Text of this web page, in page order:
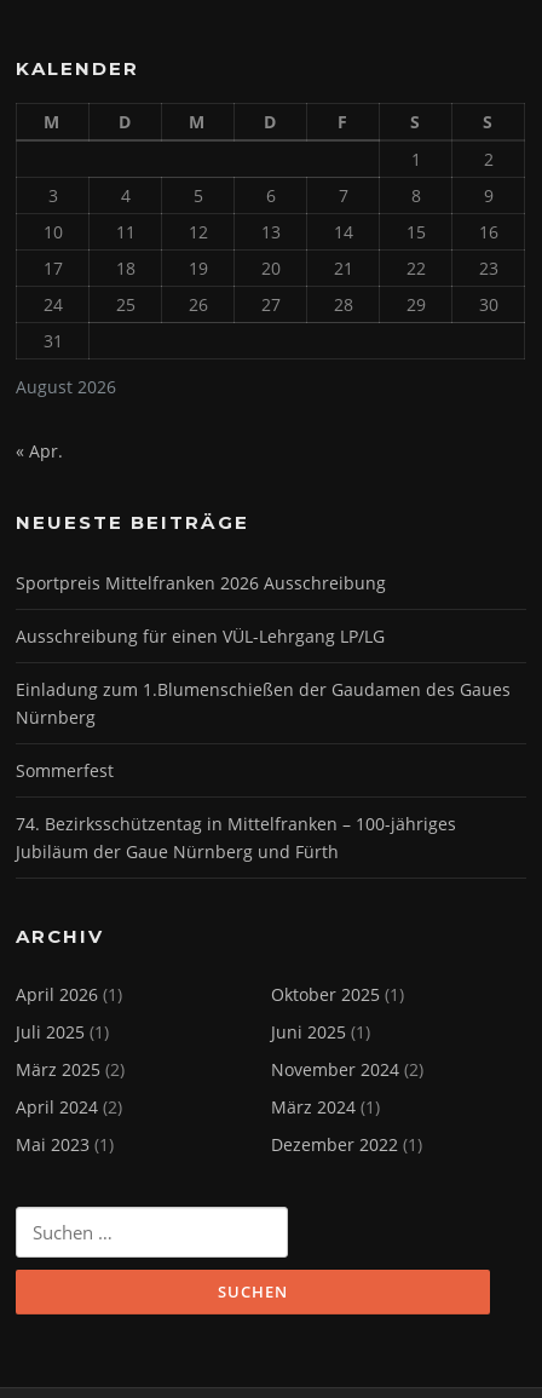
KALENDER
August 2026
M D M D F S
S
1
2
3
4 5 6 7 8
9
10
11 12 13 14 15
16
17
18 19 20 21 22
23
24
25 26 27 28 29
30
31
« Apr.
NEUESTE BEITRÄGE
Sportpreis Mittelfranken 2026 Ausschreibung
Ausschreibung für einen VÜL-Lehrgang LP/LG
Einladung zum 1.Blumenschießen der Gaudamen des Gaues
Nürnberg
Sommerfest
74. Bezirksschützentag in Mittelfranken – 100-jähriges
Jubiläum der Gaue Nürnberg und Fürth
ARCHIV
April 2026 (1) Oktober 2025 (1)
Juli 2025 (1) Juni 2025 (1)
März 2025 (2) November 2024 (2)
April 2024 (2) März 2024 (1)
Mai 2023 (1) Dezember 2022 (1)
Suchen